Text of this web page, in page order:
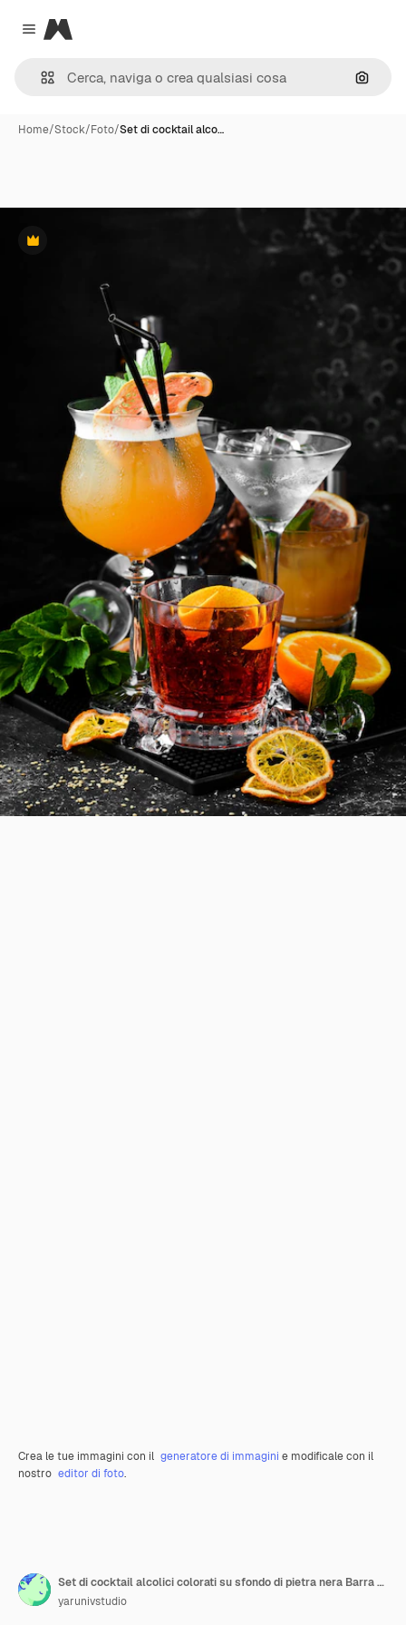
Close menu
Magnific
Cerca
Home/Stock/Foto/Set di cocktail alco…
Premium
Crea le tue immagini con il generatore di immagini e modificale con il
nostro editor di foto.
Set di cocktail alcolici colorati su sfondo di pietra nera Barra dei menu Alcol
yarunivstudio